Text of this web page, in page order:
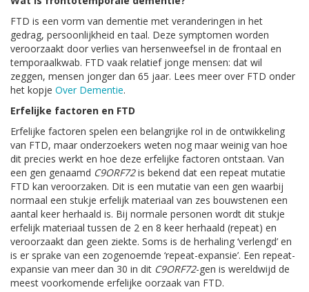
FTD is een vorm van dementie met veranderingen in het
gedrag, persoonlijkheid en taal. Deze symptomen worden
veroorzaakt door verlies van hersenweefsel in de frontaal en
temporaalkwab. FTD vaak relatief jonge mensen: dat wil
zeggen, mensen jonger dan 65 jaar. Lees meer over FTD onder
het kopje Over Dementie.
Erfelijke factoren en FTD
Erfelijke factoren spelen een belangrijke rol in de ontwikkeling
van FTD, maar onderzoekers weten nog maar weinig van hoe
dit precies werkt en hoe deze erfelijke factoren ontstaan. Van
een gen genaamd C9ORF72is bekend dat een repeat mutatie
FTD kan veroorzaken. Dit is een mutatie van een gen waarbij
normaal een stukje erfelijk materiaal van zes bouwstenen een
aantal keer herhaald is. Bij normale personen wordt dit stukje
erfelijk materiaal tussen de 2 en 8 keer herhaald (repeat) en
veroorzaakt dan geen ziekte. Soms is de herhaling ‘verlengd’ en
is er sprake van een zogenoemde ‘repeat-expansie’. Een repeat-
expansie van meer dan 30 in dit C9ORF72-gen is wereldwijd de
meest voorkomende erfelijke oorzaak van FTD.